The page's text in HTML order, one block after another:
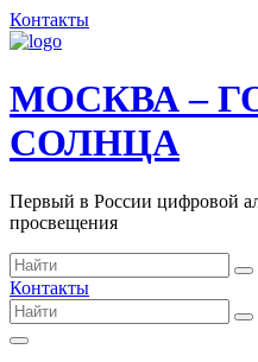
Контакты
МОСКВА –
СОЛНЦА
Первый в России цифровой
просвещения
Контакты